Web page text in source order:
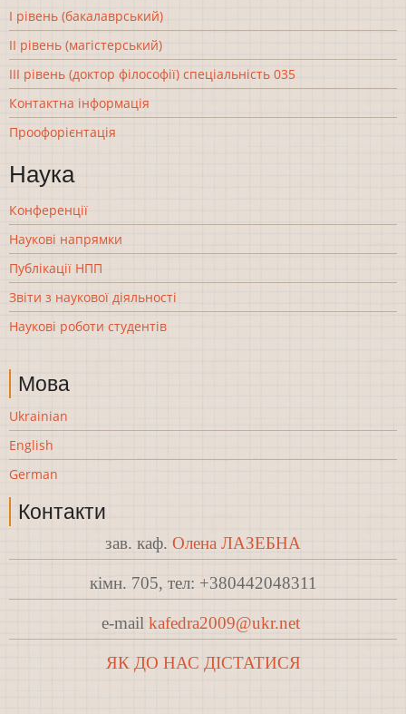
І рівень (бакалаврський)
ІІ рівень (магістерський)
ІІІ рівень (доктор філософії) спеціальність 035
Контактна інформація
Проофорієнтація
Наука
Конференції
Наукові напрямки
Публікації НПП
Звіти з наукової діяльності
Наукові роботи студентів
Мова
Ukrainian
English
German
Контакти
зав. каф. Олена ЛАЗЕБНА
кімн. 705, тел: +380442048311
e-mail kafedra2009@ukr.net
ЯК ДО НАС ДІСТАТИСЯ